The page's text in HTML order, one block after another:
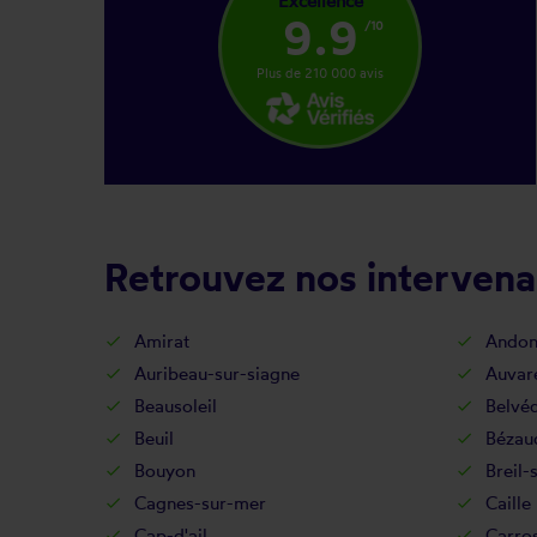
9.9 /10
Plus de 210 000 avis
Retrouvez nos
Amirat Andon
Auribeau-sur-siagne
Beausoleil
Beuil
Bouyon
Breil-
Cagnes-sur-mer
Caille